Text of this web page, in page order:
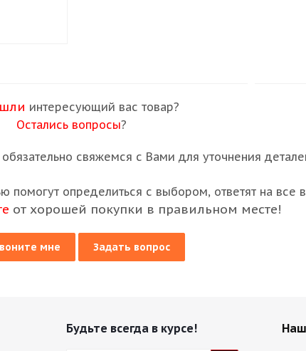
интересующий вас товар?
Остались вопросы?
свяжемся с Вами для уточнения
помогут определиться с выбором, ответят на все
от хорошей покупки в правильном месте!
мне Задать вопрос
Будьте всегда в курсе!